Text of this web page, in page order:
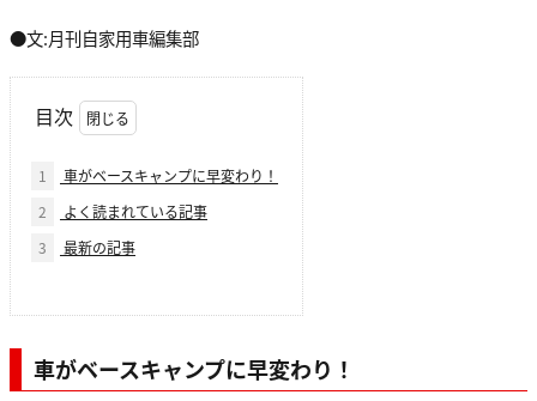
●文:月刊自家用車編集部
目次
1
車がベースキャンプに早変わり！
2
よく読まれている記事
3
最新の記事
車がベースキャンプに早変わり！